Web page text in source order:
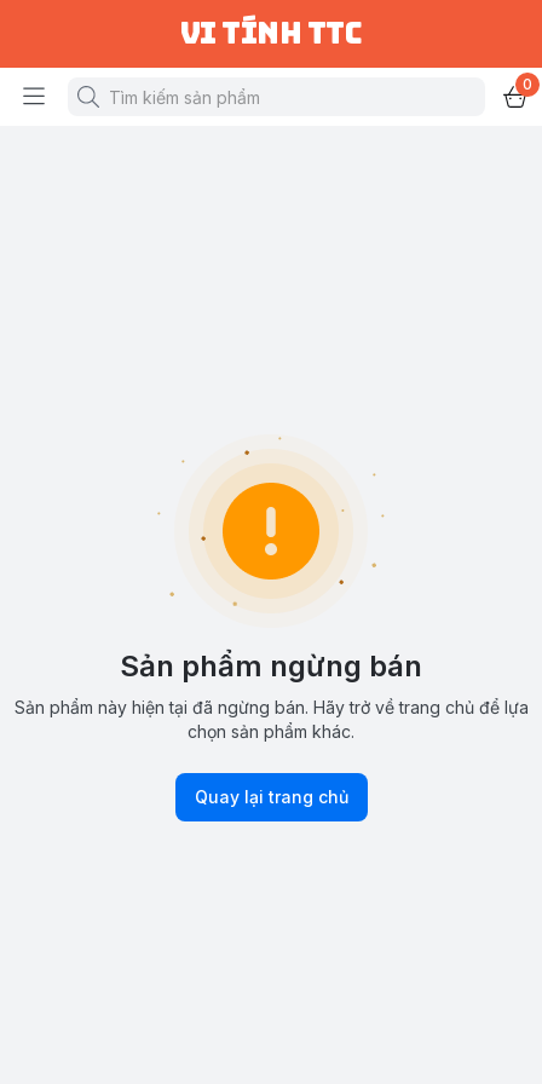
vi tính ttc
0
Sản phẩm ngừng bán
Sản phẩm này hiện tại đã ngừng bán. Hãy trở về trang chủ để lựa
chọn sản phẩm khác.
Quay lại trang chủ